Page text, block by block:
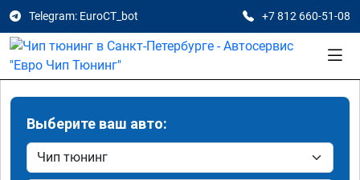
Telegram: EuroCT_bot +7 812 660-51-08
Выберите ваш авто: